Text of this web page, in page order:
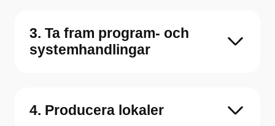
3. Ta fram program- och
systemhandlingar
4. Producera lokaler